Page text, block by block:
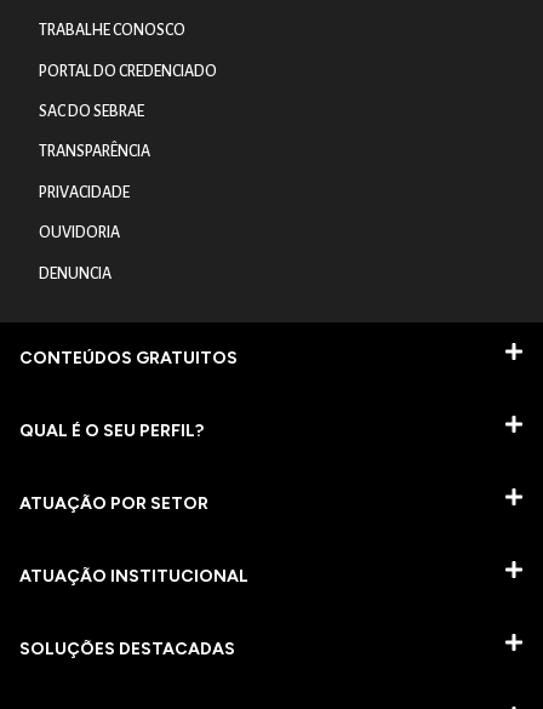
TRABALHE CONOSCO
PORTAL DO CREDENCIADO
SAC DO SEBRAE
TRANSPARÊNCIA
PRIVACIDADE
OUVIDORIA
DENUNCIA
CONTEÚDOS GRATUITOS
QUAL É O SEU PERFIL?
ATUAÇÃO POR SETOR
ATUAÇÃO INSTITUCIONAL
SOLUÇÕES DESTACADAS